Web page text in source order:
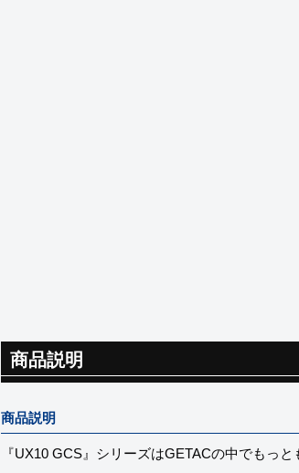
商品説明
商品説明
『UX10 GCS』シリーズはGETACの中でもっ